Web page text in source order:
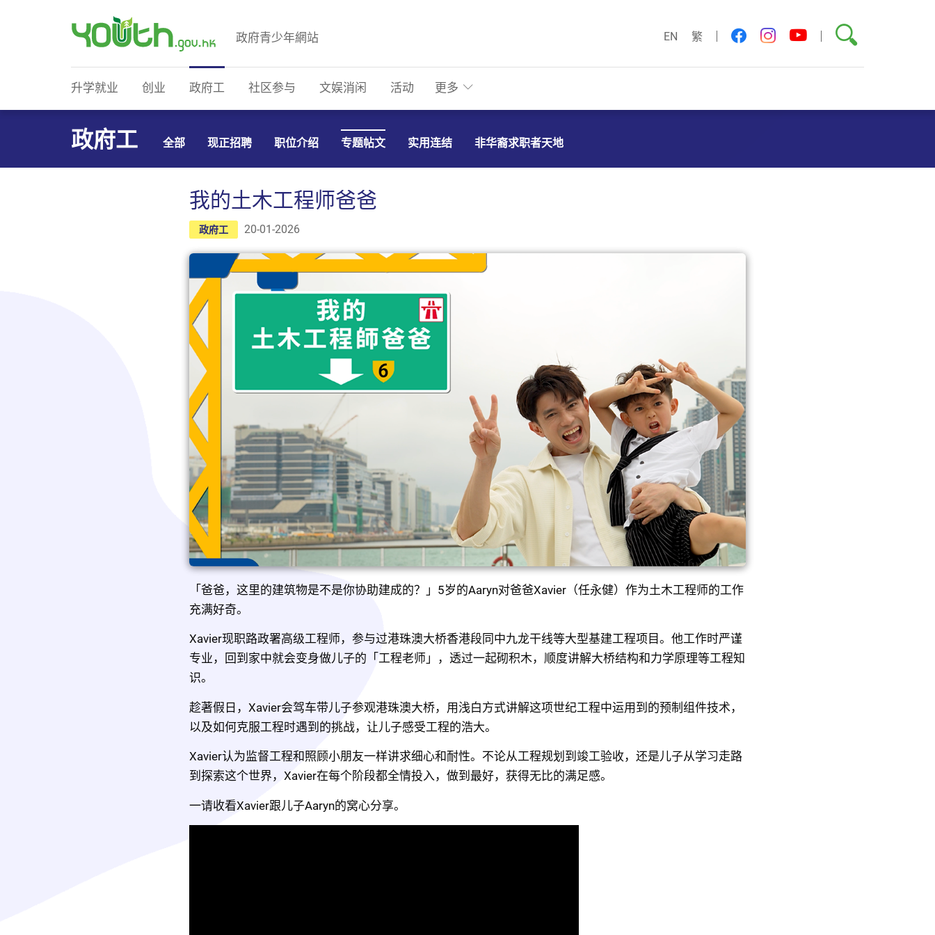
政府青少年網站 EN 繁 facebookinstagram
youtube
搜索
升学就业 创业 政府工 社区参与 文娱消闲 活动 更多
政府工 全部 现正招聘 职位介绍 专题帖文 实用连结 非华裔求职者天地
我的土木工程师爸爸
政府工 20-01-2026
「爸爸，这里的建筑物是不是你协助建成的？」5岁的Aaryn对爸爸Xavier（任永健）作为土木工程师的工作
充满好奇。
Xavier现职路政署高级工程师，参与过港珠澳大桥香港段同中九龙干线等大型基建工程项目。他工作时严谨
专业，回到家中就会变身做儿子的「工程老师」，透过一起砌积木，顺度讲解大桥结构和力学原理等工程知
识。
趁著假日，Xavier会驾车带儿子参观港珠澳大桥，用浅白方式讲解这项世纪工程中运用到的预制组件技术，
以及如何克服工程时遇到的挑战，让儿子感受工程的浩大。
Xavier认为监督工程和照顾小朋友一样讲求细心和耐性。不论从工程规划到竣工验收，还是儿子从学习走路
到探索这个世界，Xavier在每个阶段都全情投入，做到最好，获得无比的满足感。
一请收看Xavier跟儿子Aaryn的窝心分享。